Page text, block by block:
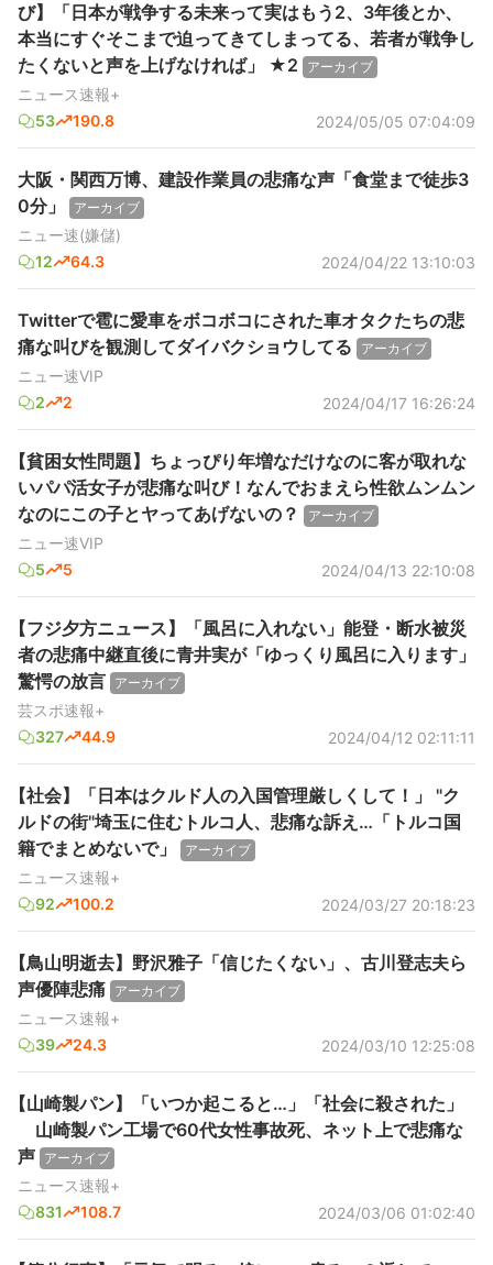
び】「日本が戦争する未来って実はもう2、3年後とか、
本当にすぐそこまで迫ってきてしまってる、若者が戦争し
たくないと声を上げなければ」 ★2
アーカイブ
ニュース速報+
53
190.8 2024/05/05 07:04:09
大阪・関西万博、建設作業員の悲痛な声「食堂まで徒歩3
0分」
アーカイブ
ニュー速(嫌儲)
12
64.3 2024/04/22 13:10:03
Twitterで雹に愛車をボコボコにされた車オタクたちの悲
痛な叫びを観測してダイバクショウしてる
アーカイブ
ニュー速VIP
2
2 2024/04/17 16:26:24
【貧困女性問題】ちょっぴり年増なだけなのに客が取れな
いパパ活女子が悲痛な叫び！なんでおまえら性欲ムンムン
なのにこの子とヤってあげないの？
アーカイブ
ニュー速VIP
5
5 2024/04/13 22:10:08
【フジ夕方ニュース】「風呂に入れない」能登・断水被災
者の悲痛中継直後に青井実が「ゆっくり風呂に入ります」
驚愕の放言 アーカイブ
芸スポ速報+
327
44.9 2024/04/12 02:11:11
【社会】「日本はクルド人の入国管理厳しくして！」 "ク
ルドの街"埼玉に住むトルコ人、悲痛な訴え…「トルコ国
籍でまとめないで」
アーカイブ
ニュース速報+
92
100.2 2024/03/27 20:18:23
【鳥山明逝去】野沢雅子「信じたくない」、古川登志夫ら
声優陣悲痛 アーカイブ
ニュース速報+
39
24.3 2024/03/10 12:25:08
【山崎製パン】「いつか起こると…」「社会に殺された」
山崎製パン工場で60代女性事故死、ネット上で悲痛な
声 アーカイブ
ニュース速報+
831
108.7 2024/03/06 01:02:40